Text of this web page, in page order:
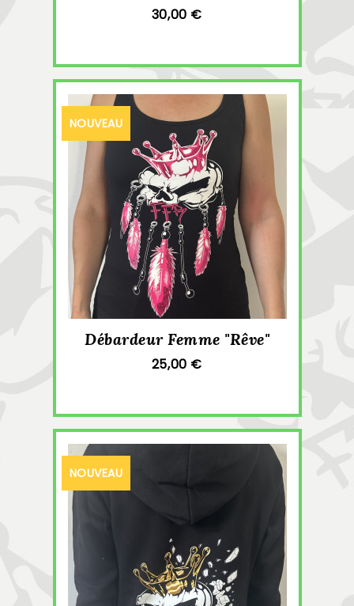
30,00 €
NOUVEAU
Débardeur Femme "Rêve"
25,00 €
NOUVEAU